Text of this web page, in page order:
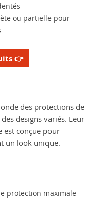
ou partielle pour
👉
des protections de
designs variés. Leur
est conçue pour
un look unique.
protection maximale